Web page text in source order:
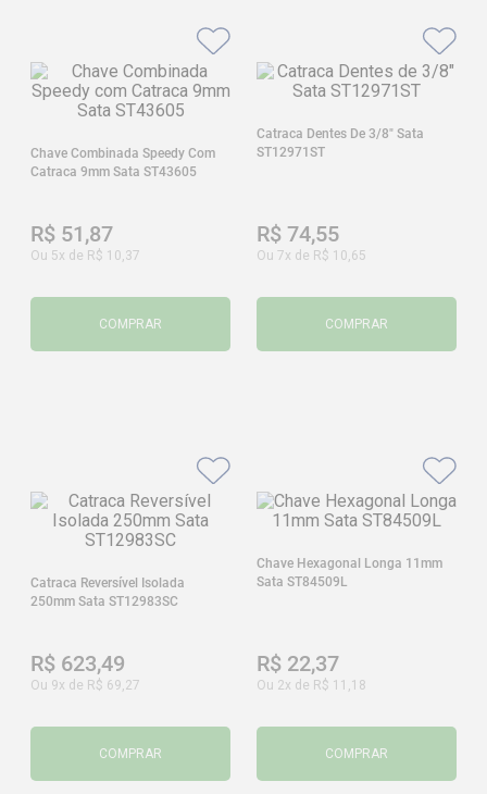
Chave Combinada Speedy Com
Catraca 9mm Sata ST43605
R$ 51,87
Ou 5x de R$ 10,37
COMPRAR
Catraca Dentes De 3/8" Sata
ST12971ST
R$ 74,55
Ou 7x de R$ 10,65
COMPRAR
Catraca Reversível Isolada
250mm Sata ST12983SC
R$ 623,49
Ou 9x de R$ 69,27
COMPRAR
Chave Hexagonal Longa 11mm
Sata ST84509L
R$ 22,37
Ou 2x de R$ 11 ,18
COMPRAR